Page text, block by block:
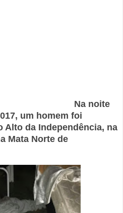
Na noite
um homem foi
Alto da Independência, na
Mata Norte de